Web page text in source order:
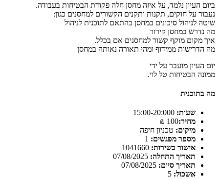
ביום העיון נלמד, על איזה מחסן חלה פקודת הבטיחות בעבודה.
נעבור על חוקים, תקנות ותקנים הקשורים למחסנים כגון:
שיטה לניהול סיכונים במחסן בהתאם לתוכנית לניהול
מה נדרש במחסן קירור
איך מקום מוקף קשור למחסנים אם בכלל.
מה הדרישות ממידוף ומהי תאורה נאותה במחסן
יום העיון מועבר על ידי
ממונה הבטיחות טל לוי.
מה בתוכנית
שעות:
מחיר:100 ₪
מיקום: טכניון חיפה
מספר מפגשים:
אישור כשירות:
תאריך התחלה:
תאריך סיום:
אשכול: